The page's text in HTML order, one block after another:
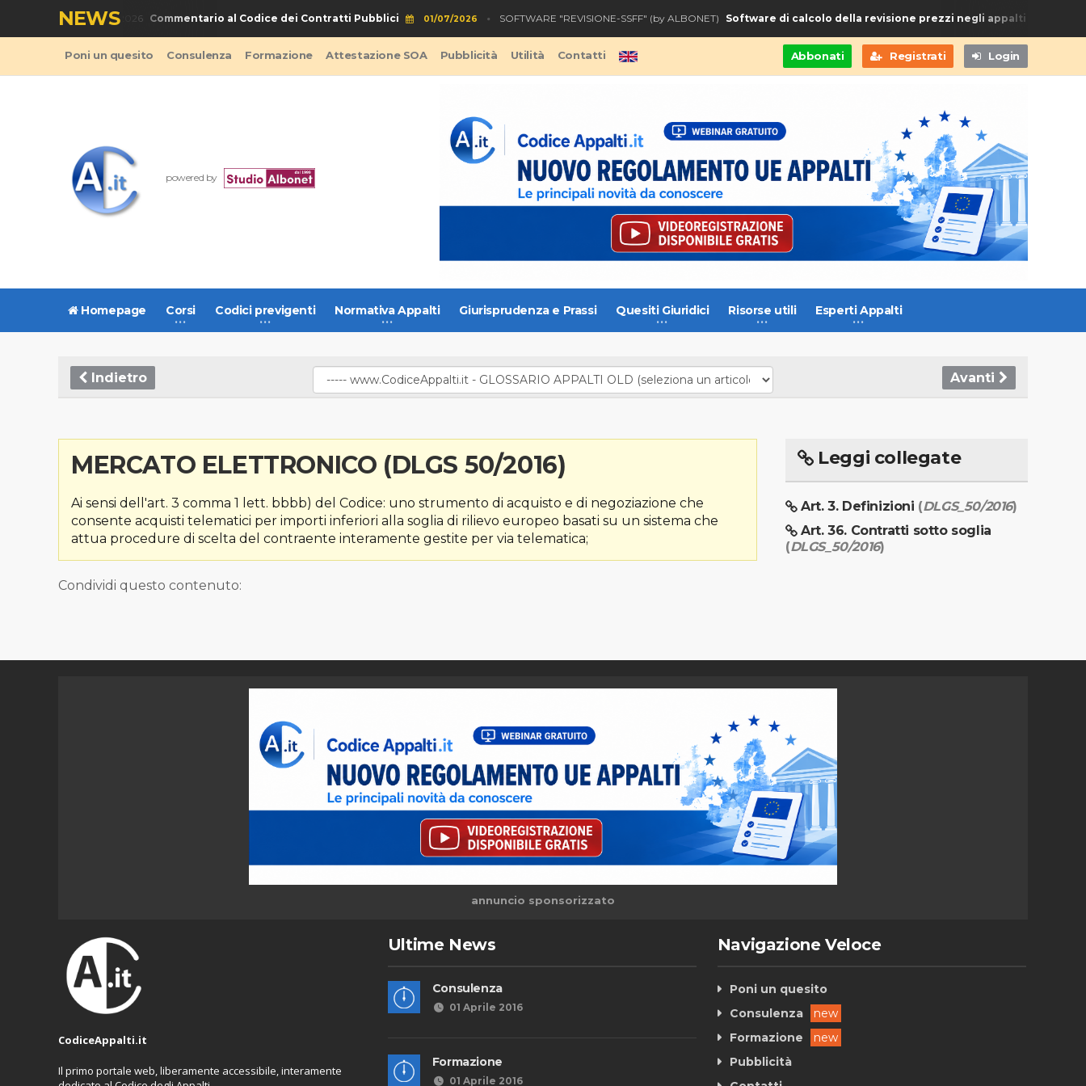
NEWS
- Codice Appalti 2026 Commentario al Codice dei Contratti Pubblici 01/07/2026 SOFTWARE "REVISIONE-SSFF" (by ALBONET) Software di calcolo della revisione prezzi negli appalti di Forniture
Abbonati Registrati Login
Poni un quesito Consulenza Formazione Attestazione SOA Pubblicità Utilità Contatti
powered by
Homepage Corsi Codici previgenti Normativa Appalti Giurisprudenza e Prassi Quesiti Giuridici Risorse utili Esperti Appalti
Indietro Avanti
MERCATO ELETTRONICO (DLGS 50/2016)
Ai sensi dell'art. 3 comma 1 lett. bbbb) del Codice: uno strumento di acquisto e di negoziazione che
consente acquisti telematici per importi inferiori alla soglia di rilievo europeo basati su un sistema che
attua procedure di scelta del contraente interamente gestite per via telematica;
Condividi questo contenuto:
Leggi collegate
Art. 3. Definizioni (DLGS_50/2016)
Art. 36. Contratti sotto soglia
(DLGS_50/2016)
annuncio sponsorizzato
CodiceAppalti.it
Il primo portale web, liberamente accessibile, interamente
Ultime News
Consulenza
01 Aprile 2016
Formazione
01 Aprile 2016
Navigazione Veloce
Poni un quesito
Consulenza
new
Formazione
new
Pubblicità